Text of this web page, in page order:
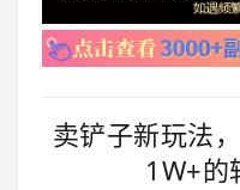
卖铲子新玩法
1W+的